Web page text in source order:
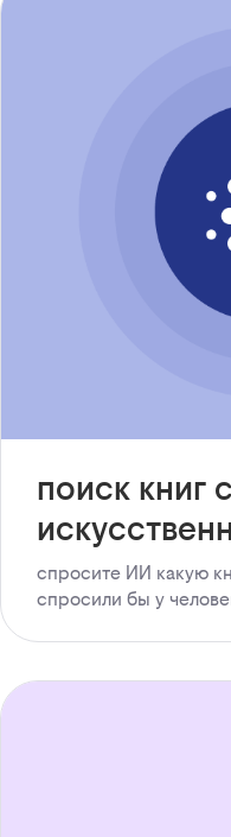
поиск
спросите ИИ какую
спросили бы у